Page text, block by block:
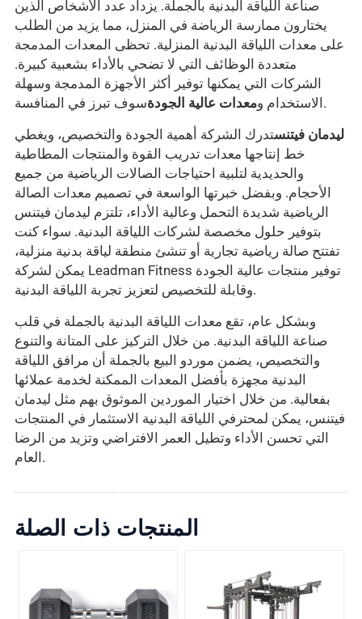
صناعة اللياقة البدنية بالجملة. يزداد عدد الأشخاص الذين
يختارون ممارسة الرياضة في المنزل، مما يزيد من الطلب
على معدات اللياقة البدنية المنزلية. تحظى المعدات المدمجة
متعددة الوظائف التي لا تضحي بالأداء بشعبية كبيرة.
الشركات التي يمكنها توفير أكثر الأجهزة المدمجة وسهلة
الاستخدام ومعدات عالية الجودة سوف تبرز في المنافسة.
ليدمان فيتنستدرك الشركة أهمية الجودة والتخصيص، ويغطي
خط إنتاجها معدات تدريب القوة والمنتجات المطاطية
والحديدية لتلبية احتياجات الصالات الرياضية من جميع
الأحجام. وبفضل خبرتها الواسعة في تصميم معدات الصالة
الرياضية شديدة التحمل وعالية الأداء، تلتزم ليدمان فيتنس
بتوفير حلول مخصصة لشركات اللياقة البدنية. سواء كنت
تفتتح صالة رياضية تجارية أو تنشئ منطقة لياقة بدنية منزلية،
يمكن لشركة Leadman Fitness توفير منتجات عالية الجودة
وقابلة للتخصيص لتعزيز تجربة اللياقة البدنية.
وبشكل عام، تقع معدات اللياقة البدنية بالجملة في قلب
صناعة اللياقة البدنية. من خلال التركيز على المتانة والتنوع
والتخصيص، يضمن موردو البيع بالجملة أن مرافق اللياقة
البدنية مجهزة بأفضل المعدات الممكنة لخدمة عملائها
بفعالية. من خلال اختيار الموردين الموثوق بهم مثل ليدمان
فيتنس، يمكن لمحترفي اللياقة البدنية الاستثمار في المنتجات
التي تحسن الأداء وتطيل العمر الافتراضي وتزيد من الرضا
العام.
المنتجات ذات الصلة